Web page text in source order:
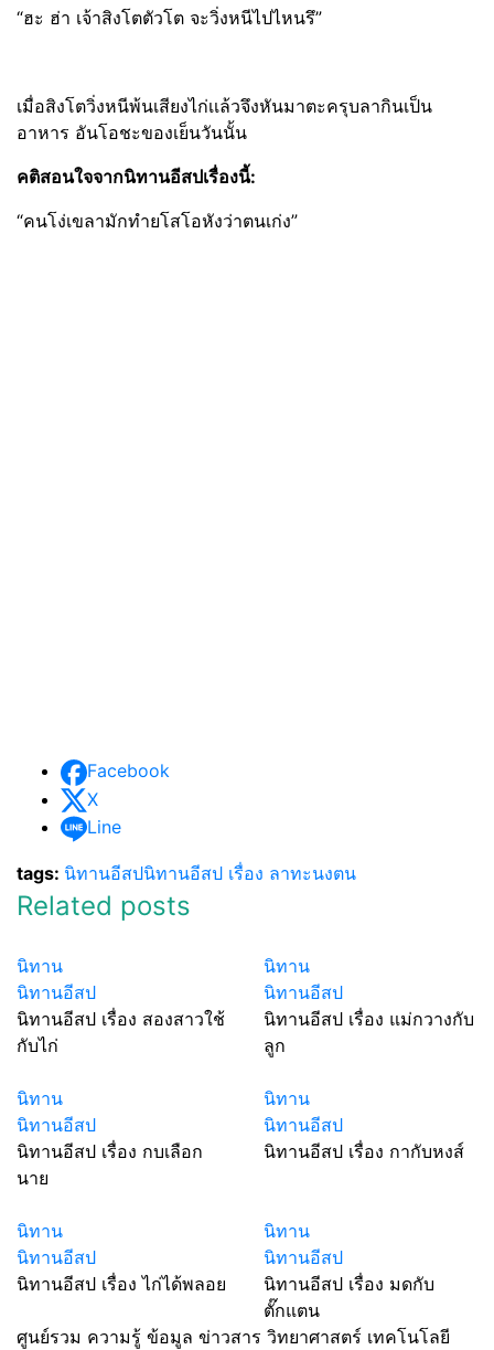
“ฮะ ฮ่า เจ้าสิงโตตัวโต จะวิ่งหนีไปไหนรึ”
เมื่อสิงโตวิ่งหนีพ้นเสียงไก่เเล้วจึงหันมาตะครุบลากินเป็น
อาหาร อันโอชะของเย็นวันนั้น
คติสอนใจจากนิทานอีสปเรื่องนี้:
“คนโง่เขลามักทำยโสโอหังว่าตนเก่ง”
Facebook
X
Line
tags: นิทานอีสปนิทานอีสป เรื่อง ลาทะนงตน
Related posts
นิทาน
นิทานอีสป
นิทานอีสป เรื่อง สองสาวใช้
กับไก่
นิทาน
นิทานอีสป
นิทานอีสป เรื่อง แม่กวางกับ
ลูก
นิทาน
นิทานอีสป
นิทานอีสป เรื่อง กบเลือก
นาย
นิทาน
นิทานอีสป
นิทานอีสป เรื่อง กากับหงส์
นิทาน
นิทานอีสป
นิทานอีสป เรื่อง ไก่ได้พลอย
นิทาน
นิทานอีสป
นิทานอีสป เรื่อง มดกับ
ตั๊กแตน
ศูนย์รวม ความรู้ ข้อมูล ข่าวสาร วิทยาศาสตร์ เทคโนโลยี